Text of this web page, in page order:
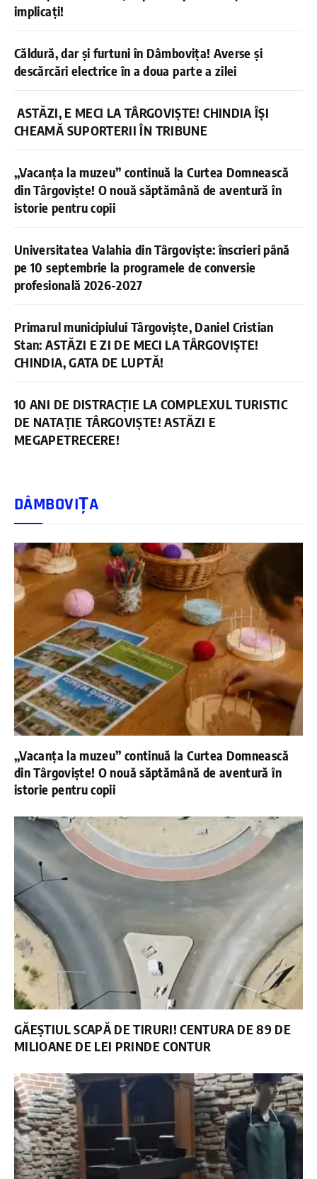
implicați!
Căldură, dar și furtuni în Dâmbovița! Averse și
descărcări electrice în a doua parte a zilei
ASTĂZI, E MECI LA TÂRGOVIȘTE! CHINDIA ÎȘI
CHEAMĂ SUPORTERII ÎN TRIBUNE
„Vacanța la muzeu” continuă la Curtea Domnească
din Târgoviște! O nouă săptămână de aventură în
istorie pentru copii
Universitatea Valahia din Târgoviște: înscrieri până
pe 10 septembrie la programele de conversie
profesională 2026-2027
Primarul municipiului Târgoviște, Daniel Cristian
Stan: ASTĂZI E ZI DE MECI LA TÂRGOVIȘTE!
CHINDIA, GATA DE LUPTĂ!
10 ANI DE DISTRACȚIE LA COMPLEXUL TURISTIC
DE NATAȚIE TÂRGOVIȘTE! ASTĂZI E
MEGAPETRECERE!
DÂMBOVIȚA
„Vacanța la muzeu” continuă la Curtea Domnească
din Târgoviște! O nouă săptămână de aventură în
istorie pentru copii
GĂEȘTIUL SCAPĂ DE TIRURI! CENTURA DE 89 DE
MILIOANE DE LEI PRINDE CONTUR